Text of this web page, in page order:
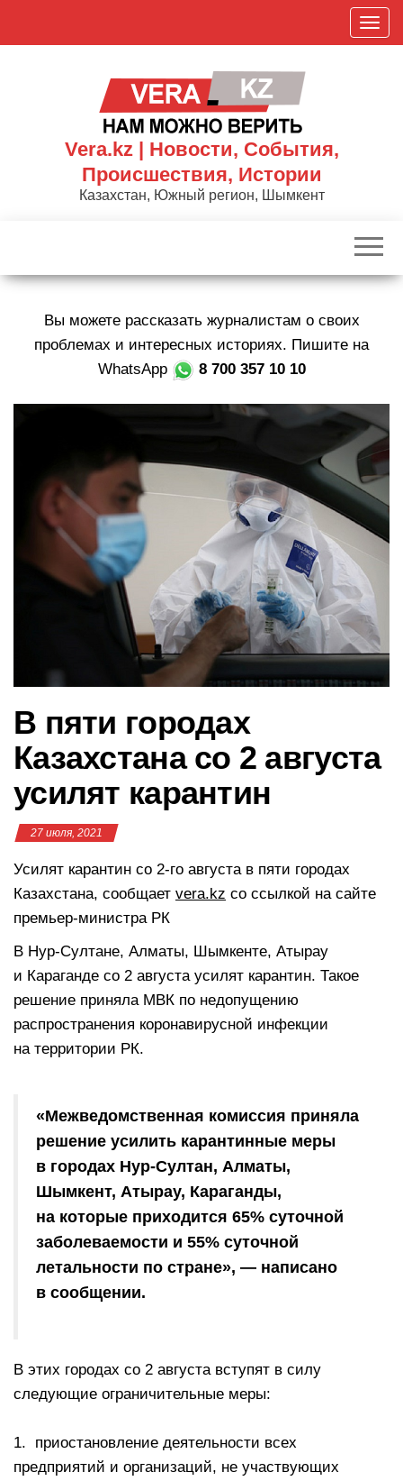
П
о
к
р
и
г
а
ц
Vera.kz | Новости, События,
Происшествия, Истории
Казахстан, Южный регион, Шымкент
Вы можете рассказать журналистам о своих
проблемах и интересных историях. Пишите на
WhatsApp
8 700 357 10 10
В пяти городах
Казахстана со 2 августа
усилят карантин
27 июля, 2021
Усилят карантин со 2-го августа в пяти городах
Казахстана, сообщает vera.kz со ссылкой на сайте
премьер-министра РК
В Нур-Султане, Алматы, Шымкенте, Атырау
и Караганде со 2 августа усилят карантин. Такое
решение приняла МВК по недопущению
распространения коронавирусной инфекции
на территории РК.⠀
«Межведомственная комиссия приняла
решение усилить карантинные меры
в городах Нур-Султан, Алматы,
Шымкент, Атырау, Караганды,
на которые приходится 65% суточной
заболеваемости и 55% суточной
летальности по стране», — написано
в сообщении.
В этих городах со 2 августа вступят в силу
следующие ограничительные меры:
1. приостановление деятельности всех
предприятий и организаций, не участвующих